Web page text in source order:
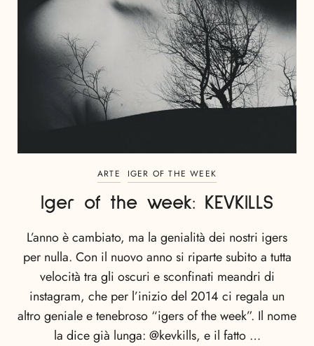
ARTE IGER OF THE WEEK
Iger of the week: KEVKILLS
L’anno è cambiato, ma la genialità dei nostri igers
per nulla. Con il nuovo anno si riparte subito a tutta
velocità tra gli oscuri e sconfinati meandri di
instagram, che per l’inizio del 2014 ci regala un
altro geniale e tenebroso “igers of the week”. Il nome
la dice già lunga: @kevkills, e il fatto …